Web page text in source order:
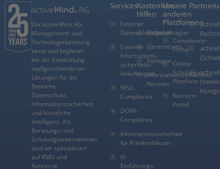
Die activeMind AG
Management- und
Technologieberatung
berät und begleitet
bei der Entwicklung
maßgeschneiderter
Lösungen für die
Bereiche
Datenschutz,
Informationssicherheit
und künstliche
Intelligenz. Als
Beratungs- und
Schulungsunternehmen
sind wir spezialisiert
auf KMU und
Konzerne
Services
Externer
Datenschutzbeauftragter
Externer
Informations­
sicherheits­
beauftragter
NIS2-
Compliance
DORA-
Compliance
Informationssicherheit
für Krankenhäuser
KI-
Einführungs-
Kostenlose
Hilfen
Ratgeber
Generatoren
Vorlagen
Informationssicherheits-
Normen
Unsere
anderen
Plattformen
Compliance-
Portal
Online-
Schulungs-
Plattform
Karriere-
Portal